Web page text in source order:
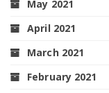
May 2021
April 2021
March 2021
February 2021